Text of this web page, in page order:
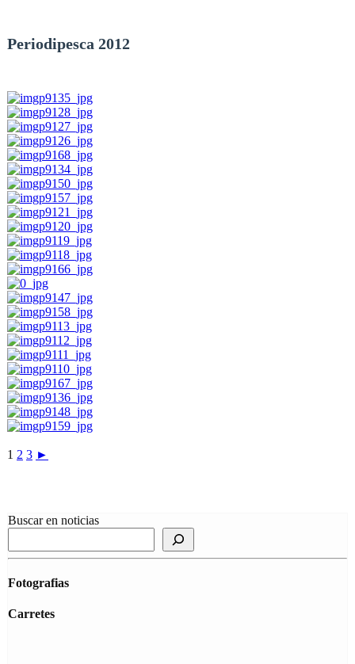
Periodipesca 2012
1 2 3 ►
Buscar en noticias
Fotografias
Carretes